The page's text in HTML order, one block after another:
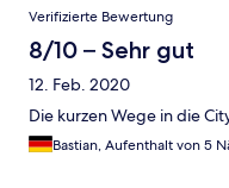
Verifizierte Bewertung
8/10 – Sehr gut
12. Feb. 2020
Die kurzen Wege in die
Bastian, Aufenthalt von 5